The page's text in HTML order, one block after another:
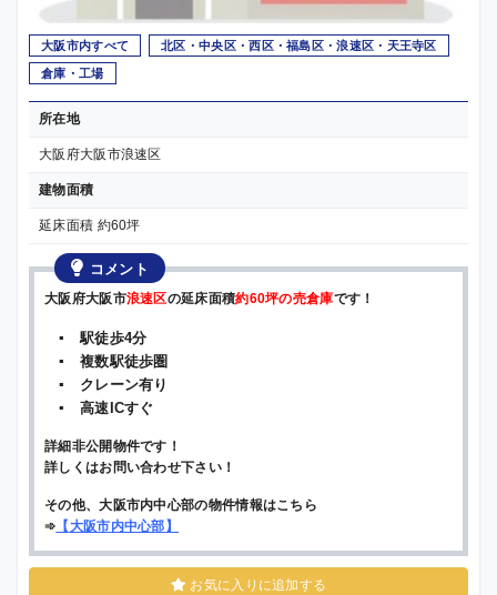
大阪市内すべて 北区・中央区・西区・福島区・浪速区・天王寺区
倉庫・工場
所在地
大阪府大阪市浪速区
建物面積
延床面積 約60坪
コメント
大阪府大阪市浪速区の延床面積約60坪の売倉庫です！
▪ 駅徒歩4分
▪ 複数駅徒歩圏
▪ クレーン有り
▪ 高速ICすぐ
詳細非公開物件です！
詳しくはお問い合わせ下さい！
その他、大阪市内中心部の物件情報はこちら
➾ 【大阪市内中心部】
お気に入りに追加する